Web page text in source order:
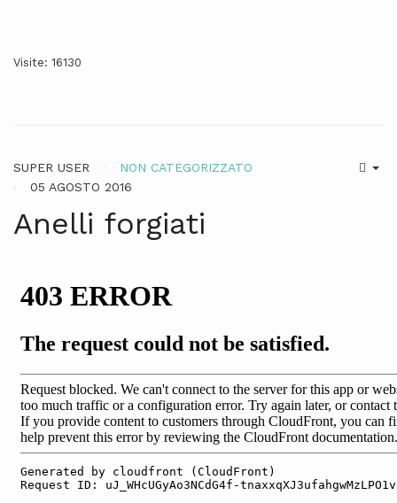
Visite: 16130
SUPER USER
NON CATEGORIZZATO
05 AGOSTO 2016
Anelli forgiati